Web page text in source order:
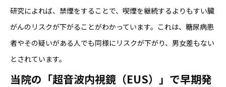
研究によれば、禁煙をすることで、喫煙を継続するよりもすい臓
がんのリスクが下がることがわかっています。これは、糖尿病患
者やその疑いがある人でも同様にリスクが下がり、男女差もない
とされています。
当院の 「超音波内視鏡（EUS）」で早期発